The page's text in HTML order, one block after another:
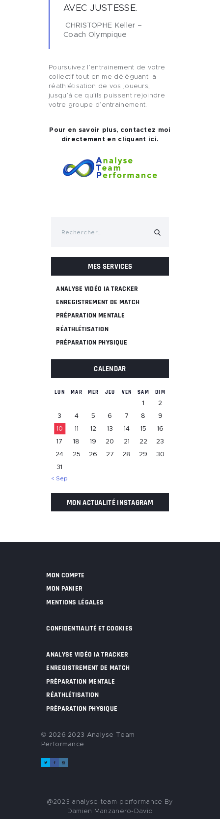
AVEC JUSTESSE.
CHRISTOPHE Keller –
Coach Olympique
Poursuivez l’entrainement de votre
collectif tout en me déléguant la
réathlétisation de vos joueurs,
jusqu’à ce qu’ils puissent rejoindre
votre groupe d’entrainement.
Pour en savoir plus, contactez moi
directement en cliquant ici.
MES SERVICES
ANALYSE VIDÉO IA TRACKER
ENREGISTREMENT DE MATCH
PRÉPARATION MENTALE
RÉATHLÉTISATION
PRÉPARATION PHYSIQUE
CALENDAR
LUN MAR MER JEU VEN SAM DIM
1
2
3
4 5 6 7 8
9
10
11 12 13 14 15
16
17
18 19 20 21 22
23
24
25 26 27 28 29
30
31
« Sep
MON ACTUALITÉ INSTAGRAM
MON COMPTE
MON PANIER
MENTIONS LÉGALES
CONFIDENTIALITÉ ET COOKIES
ANALYSE VIDÉO IA TRACKER
ENREGISTREMENT DE MATCH
PRÉPARATION MENTALE
RÉATHLÉTISATION
PRÉPARATION PHYSIQUE
© 2026 2023 Analyse Team
Performance
@2023 analyse-team-performance By
Damien Manzanero-David